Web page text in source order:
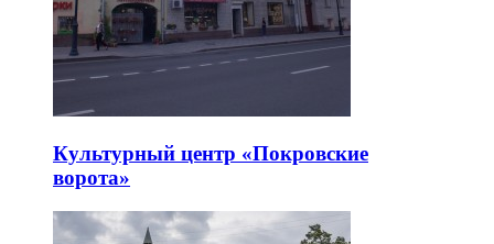
Культурный центр «Покровские
ворота»